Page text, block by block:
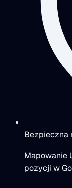
Bezpieczna
Mapowanie
pozycji w